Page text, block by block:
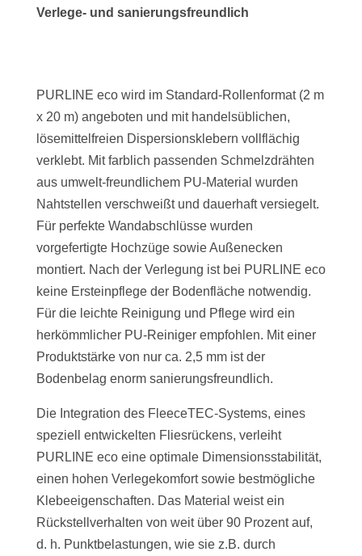
Verlege- und sanierungsfreundlich
PURLINE eco wird im Standard-Rollenformat (2 m
x 20 m) angeboten und mit handelsüblichen,
lösemittelfreien Dispersionsklebern vollflächig
verklebt. Mit farblich passenden Schmelzdrähten
aus umwelt-freundlichem PU-Material wurden
Nahtstellen verschweißt und dauerhaft versiegelt.
Für perfekte Wandabschlüsse wurden
vorgefertigte Hochzüge sowie Außenecken
montiert. Nach der Verlegung ist bei PURLINE eco
keine Ersteinpflege der Bodenfläche notwendig.
Für die leichte Reinigung und Pflege wird ein
herkömmlicher PU-Reiniger empfohlen. Mit einer
Produktstärke von nur ca. 2,5 mm ist der
Bodenbelag enorm sanierungsfreundlich.
Die Integration des FleeceTEC-Systems, eines
speziell entwickelten Fliesrückens, verleiht
PURLINE eco eine optimale Dimensionsstabilität,
einen hohen Verlegekomfort sowie bestmögliche
Klebeeigenschaften. Das Material weist ein
Rückstellverhalten von weit über 90 Prozent auf,
d. h. Punktbelastungen, wie sie z.B. durch